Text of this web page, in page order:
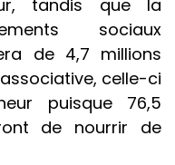
tandis que la
sociaux
de 4,7 millions
celle-ci
puisque 76,5
de nourrir de